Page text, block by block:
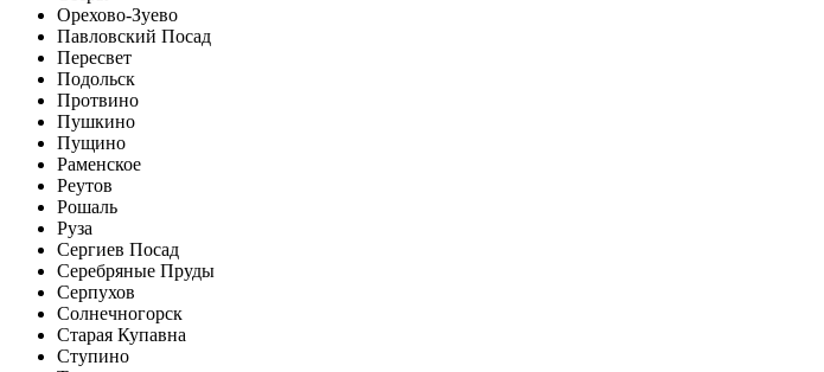
Орехово-Зуево
Павловский Посад
Пересвет
Подольск
Протвино
Пушкино
Пущино
Раменское
Реутов
Рошаль
Руза
Сергиев Посад
Серебряные Пруды
Серпухов
Солнечногорск
Старая Купавна
Ступино